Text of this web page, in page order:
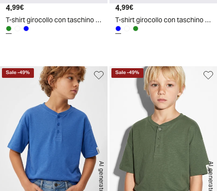
Prezzo attuale
4.99€
T-shirt girocollo con taschino versatile - Verde
Prezzo attuale
4.99€
T-shirt girocollo con taschino versatile - Blu
AI generated
Sale-49%
AI generated
Sale-49%